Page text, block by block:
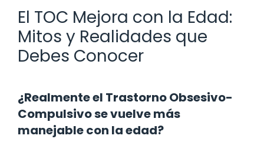
El TOC Mejora con la Edad:
Mitos y Realidades que
Debes Conocer
¿Realmente el Trastorno Obsesivo-
Compulsivo se vuelve más
manejable con la edad?